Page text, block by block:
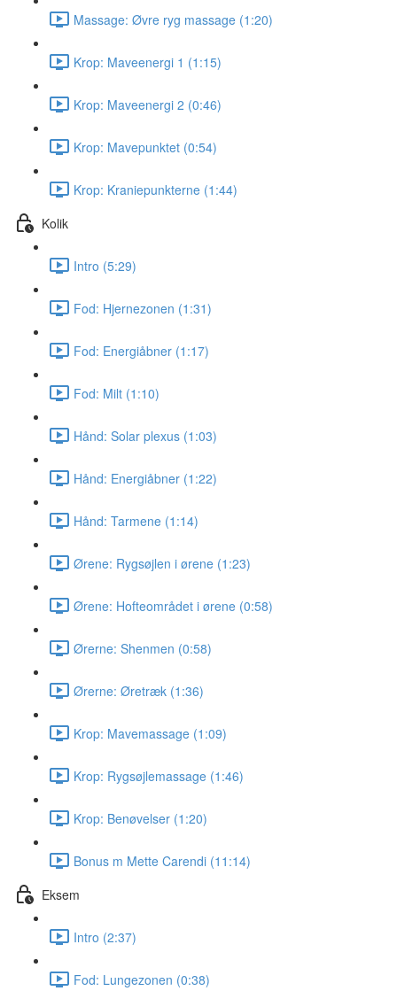
Massage: Øvre ryg massage (1:20)
Krop: Maveenergi 1 (1:15)
Krop: Maveenergi 2 (0:46)
Krop: Mavepunktet (0:54)
Krop: Kraniepunkterne (1:44)
Kolik
Intro (5:29)
Fod: Hjernezonen (1:31)
Fod: Energiåbner (1:17)
Fod: Milt (1:10)
Hånd: Solar plexus (1:03)
Hånd: Energiåbner (1:22)
Hånd: Tarmene (1:14)
Ørene: Rygsøjlen i ørene (1:23)
Ørene: Hofteområdet i ørene (0:58)
Ørerne: Shenmen (0:58)
Ørerne: Øretræk (1:36)
Krop: Mavemassage (1:09)
Krop: Rygsøjlemassage (1:46)
Krop: Benøvelser (1:20)
Bonus m Mette Carendi (11:14)
Eksem
Intro (2:37)
Fod: Lungezonen (0:38)